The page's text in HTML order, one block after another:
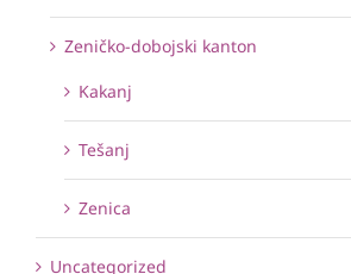
Zeničko-dobojski kanton
Kakanj
Tešanj
Zenica
Uncategorized